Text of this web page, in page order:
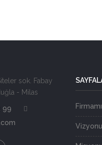
sok. Fabay
- Milas
99